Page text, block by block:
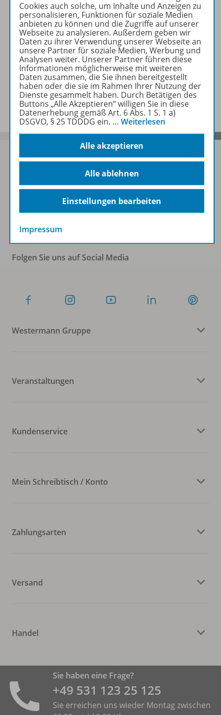
Konzept
Jahresinhaltsverzeichnis
Benachrichtigungs-Service
Zum Newsletter anmelden
Folgen Sie uns auf Social Media
Westermann Gruppe
Veranstaltungen
Kundenservice
Mein Schreibtisch / Konto
Zahlungsarten
Versand
Handel
Sie haben eine Frage?
+49 531 ­123 25 125
Sie erreichen uns wieder Montag zwischen
Cookies auch solche, um Inhalte und Anzeigen zu
personalisieren, Funktionen für soziale Medien
anbieten zu können und die Zugriffe auf unserer
Webseite zu analysieren. Außerdem geben wir
Daten zu ihrer Verwendung unserer Webseite an
unsere Partner für soziale Medien, Werbung und
Analysen weiter. Unserer Partner führen diese
Informationen möglicherweise mit weiteren
Daten zusammen, die Sie ihnen bereitgestellt
haben oder die sie im Rahmen Ihrer Nutzung der
Dienste gesammelt haben. Durch Betätigen des
Buttons „Alle Akzeptieren“ willigen Sie in diese
Datenerhebung gemäß Art. 6 Abs. 1 S. 1 a)
DSGVO, § 25 TDDDG ein. … Weiterlesen
Alle akzeptieren
Alle ablehnen
Einstellungen bearbeiten
Impressum